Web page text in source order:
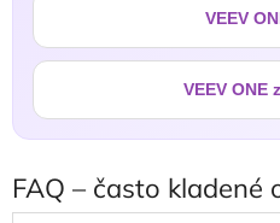
VEEV
VEEV ONE
FAQ – často kladené